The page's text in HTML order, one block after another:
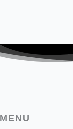
MENU